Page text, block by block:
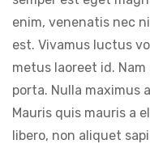
enim, venenatis nec
est. Vivamus luctus
metus laoreet id.
porta. Nulla maximus
Mauris quis mauris a
libero, non aliquet